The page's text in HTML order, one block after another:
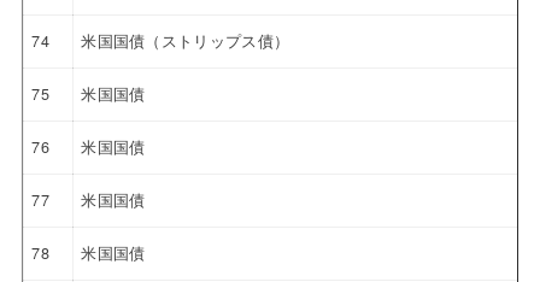
74 米国国債（ストリップス債）
75 米国国債
76 米国国債
77 米国国債
78 米国国債